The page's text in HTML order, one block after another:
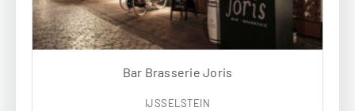
Bar Brasserie Joris
IJSSELSTEIN